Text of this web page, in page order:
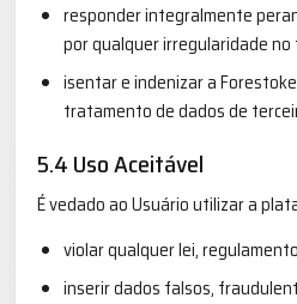
responder integralmente
por qualquer irregularidade
isentar e indenizar a
tratamento de dados de
5.4 Uso Aceitável
É vedado ao Usuário utilizar a
violar qualquer lei,
inserir dados falsos,